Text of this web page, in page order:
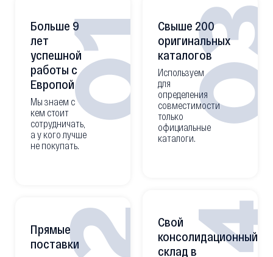
01
Больше 9
лет
успешной
работы с
Европой
Мы знаем с
кем стоит
сотрудничать,
а у кого лучше
не покупать.
Прямые
поставки
Свыше 200
оригинальных
каталогов
Используем
для
определения
совместимости
только
официальные
каталоги.
Свой
консолидационный
склад в